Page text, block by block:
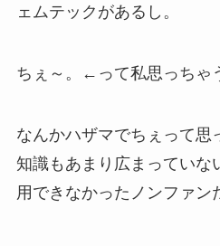
ェムテックがあるし。
ちぇ～。←って私思っちゃ
なんかハザマでちぇって思
知識もあまり広まっていな
用できなかったノンファン